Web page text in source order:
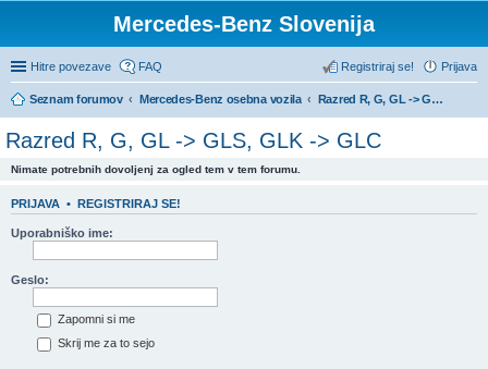
Mercedes-Benz Slovenija
Hitre povezave FAQ Prijava
Registriraj se!
Seznam forumov Mercedes-Benz osebna vozila Razred R, G, GL -> GLS, GLK -> GLC
Razred R, G, GL -> GLS, GLK -> GLC
Nimate potrebnih dovoljenj za ogled tem v tem forumu.
PRIJAVA • REGISTRIRAJ SE!
Uporabniško ime:
Geslo:
Zapomni si me
Skrij me za to sejo